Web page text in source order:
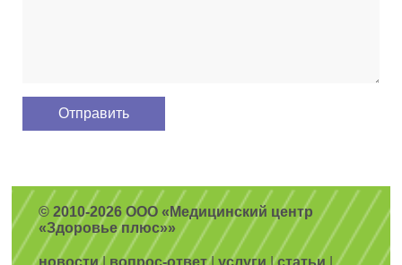
© 2010-2026 ООО «Медицинский центр
«Здоровье плюс»»
новости| вопрос-ответ|услуги |статьи